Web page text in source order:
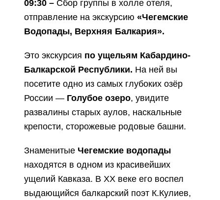
09:30 – Сбор группы в холле отеля,
отправление на экскурсию «Чегемские
Водопады, Верхняя Балкария».
Это экскурсия по ущельям Кабардино-
Балкарской Республики. На ней вы
посетите одно из самых глубоких озёр
России — Голубое озеро, увидите
развалины старых аулов, наскальные
крепости, сторожевые родовые башни.
Знаменитые Чегемские водопады
находятся в одном из красивейших
ущелий Кавказа. В XX веке его воспел
выдающийся балкарский поэт К.Кулиев,